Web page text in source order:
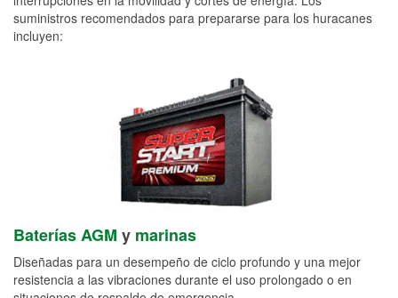
suministros recomendados para prepararse para los huracanes
incluyen:
Baterías AGM y marinas
Diseñadas para un desempeño de ciclo profundo y una mejor
resistencia a las vibraciones durante el uso prolongado o en